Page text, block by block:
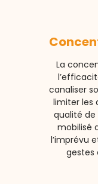
La
canaliser
limiter les
qualité de
mobilisé
l’imprévu
gestes